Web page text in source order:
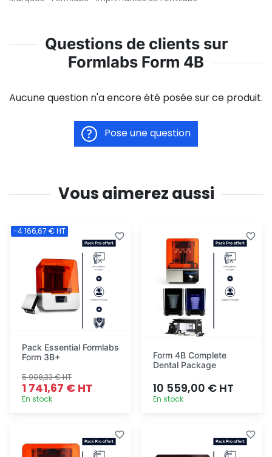
Questions de clients sur
Formlabs Form 4B
Aucune question n'a encore été posée sur ce produit.
Pose une question
Vous aimerez aussi
Pack Essential Formlabs
Form 3B+
5 908,33 € HT
1 741,67 € HT
En stock
rapide
-4 166,67 € HT
Form 4B Complete
Dental Package
10 559,00 € HT
En stock
rapide